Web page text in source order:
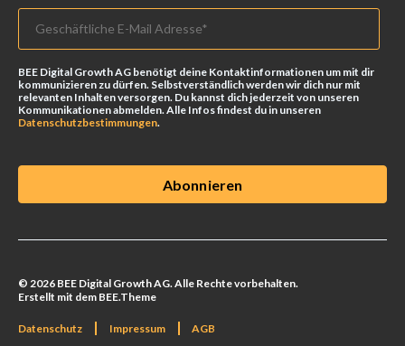
BEE Digital Growth AG benötigt deine Kontaktinformationen um mit dir
kommunizieren zu dürfen. Selbstverständlich werden wir dich nur mit
relevanten Inhalten versorgen. Du kannst dich jederzeit von unseren
Kommunikationen abmelden. Alle Infos findest du in unseren
Datenschutzbestimmungen.
© 2026 BEE Digital Growth AG. Alle Rechte vorbehalten.
Erstellt mit dem BEE.Theme
Datenschutz Impressum AGB